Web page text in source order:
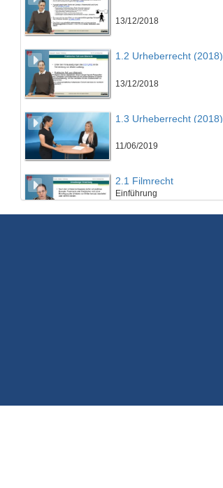
13/12/2018
1.2 Urheberrecht (2018)
13/12/2018
1.3 Urheberrecht (2018)
11/06/2019
2.1 Filmrecht
Einführung